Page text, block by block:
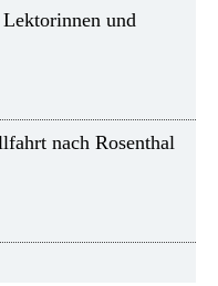
und
nach Rosenthal